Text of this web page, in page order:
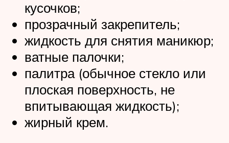
кусочков;
прозрачный закрепитель;
жидкость для снятия маникюр;
ватные палочки;
палитра (обычное стекло или
плоская поверхность, не
впитывающая жидкость);
жирный крем.